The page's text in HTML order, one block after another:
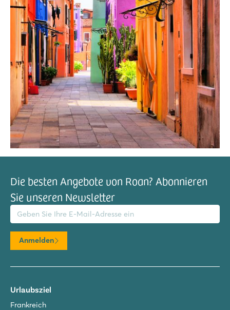
Die besten Angebote von Roan? Abonnieren
Sie unseren Newsletter
Adresse
Anmelden
Urlaubsziel
Frankreich